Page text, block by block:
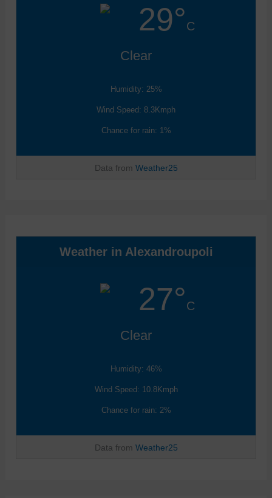
29°C
Clear
Humidity: 25%
Wind Speed: 8.3Kmph
Chance for rain: 1%
Data from Weather25
Weather in Alexandroupoli
27°C
Clear
Humidity: 46%
Wind Speed: 10.8Kmph
Chance for rain: 2%
Data from Weather25